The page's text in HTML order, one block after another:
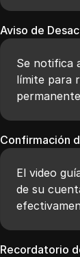
Aviso de
Se notifica
límite para
Confirmación
El video
de su
Recordatorio